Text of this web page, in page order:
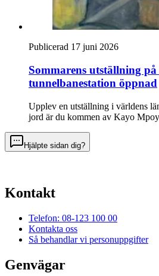
Publicerad 17 juni 2026
Sommarens utställning
tunnelbanestation öppnad
Upplev en utställning i världens
jord är du kommen av Kayo
Hjälpte sidan dig?
Kontakt
Telefon: 08-123 100 00
Kontakta oss
Så behandlar vi personuppgifter
Genvägar